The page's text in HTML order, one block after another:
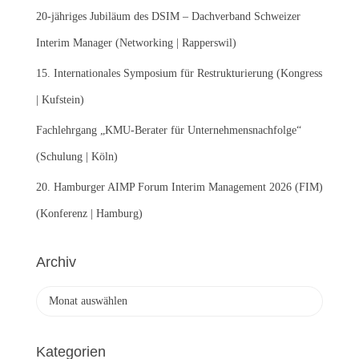
:
20-jähriges Jubiläum des DSIM – Dachverband Schweizer
Interim Manager (Networking | Rapperswil)
15. Internationales Symposium für Restrukturierung (Kongress
| Kufstein)
Fachlehrgang „KMU-Berater für Unternehmensnachfolge“
(Schulung | Köln)
20. Hamburger AIMP Forum Interim Management 2026 (FIM)
(Konferenz | Hamburg)
Archiv
h
Kategorien